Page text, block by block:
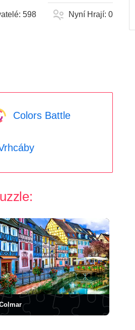
598 Nyní Hrají:0
Colors Battle